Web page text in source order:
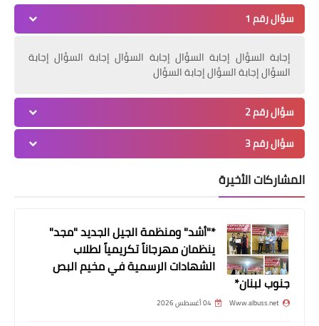
*الرابطة تقيم دوري كرة قدم في ثانوية
دير ياسين*
مقالات
نقابة الصحفيين الفلسطينيين تستنكر
بشدة استهداف الاحتلال للزميل جعفر
اشتيه
سؤال رقم 1
إجابة السؤال إجابة السؤال إجابة السؤال إجابة السؤال إجابة
السؤال إجابة السؤال إجابة السؤال
سؤال رقم 2
سؤال رقم 3
المشاركات الأخيرة
*"أشد" ومنظمة الجيل الجديد "مجد"
ينظمان مهرجاناً تكريمياً لطلاب
الشهادات الرسمية في مخيم البص
جنوب لبنان*
Www.albuss.net 04 أغسطس 2026